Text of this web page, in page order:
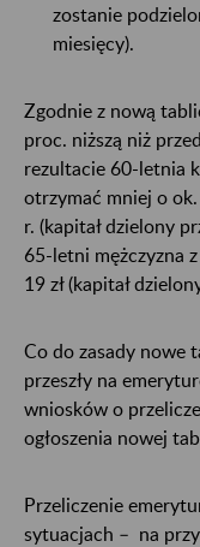
zostanie
miesięcy).
Zgodnie z nową
proc. niższą niż
rezultacie 60-letnia
otrzymać mniej o
r. (kapitał dzielony
65-letni mężczyzna
19 zł (kapitał
Co do zasady nowe
przeszły na
wniosków o
ogłoszenia nowej
Przeliczenie
sytuacjach – na